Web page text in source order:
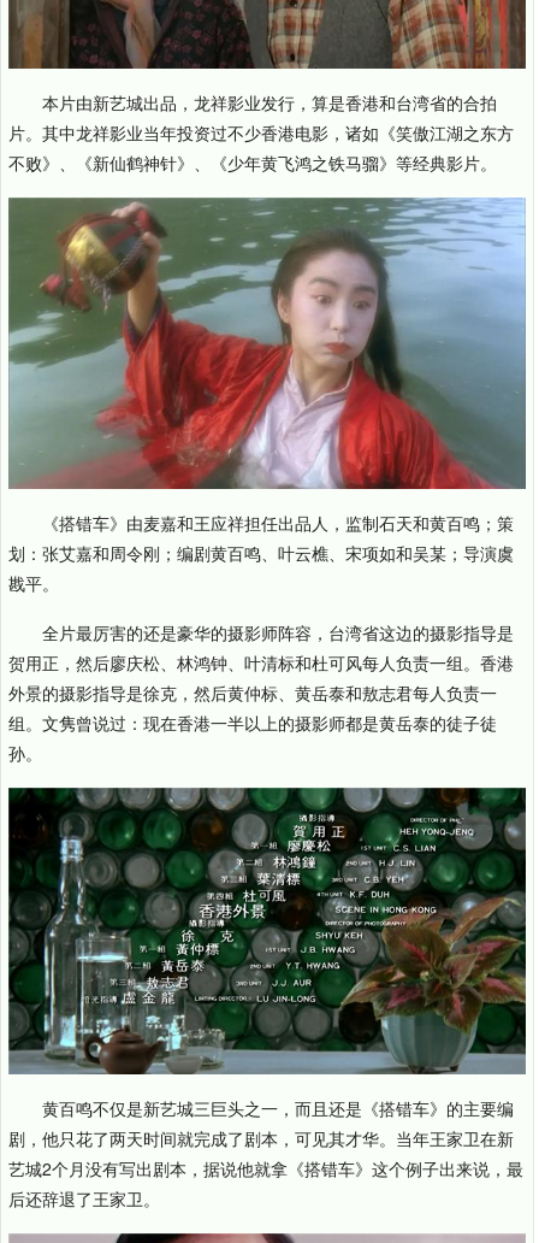
本片由新艺城出品，龙祥影业发行，算是香港和台湾省的合拍
片。其中龙祥影业当年投资过不少香港电影，诸如《笑傲江湖之东方
不败》、《新仙鹤神针》、《少年黄飞鸿之铁马骝》等经典影片。
《搭错车》由麦嘉和王应祥担任出品人，监制石天和黄百鸣；策
划：张艾嘉和周令刚；编剧黄百鸣、叶云樵、宋项如和吴某；导演虞
戡平。
全片最厉害的还是豪华的摄影师阵容，台湾省这边的摄影指导是
贺用正，然后廖庆松、林鸿钟、叶清标和杜可风每人负责一组。香港
外景的摄影指导是徐克，然后黄仲标、黄岳泰和敖志君每人负责一
组。文隽曾说过：现在香港一半以上的摄影师都是黄岳泰的徒子徒
孙。
黄百鸣不仅是新艺城三巨头之一，而且还是《搭错车》的主要编
剧，他只花了两天时间就完成了剧本，可见其才华。当年王家卫在新
艺城2个月没有写出剧本，据说他就拿《搭错车》这个例子出来说，最
后还辞退了王家卫。